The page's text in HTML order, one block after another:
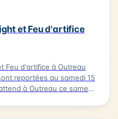
et Feu d'artifice
Feu d'artifice à Outreau
reportées au samedi 15